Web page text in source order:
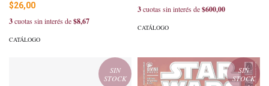
$26,00
3cuotas sin interés de$8,67
CATÁLOGO
3cuotas sin interés de$600,00
CATÁLOGO
SIN
STOCK
SIN
STOCK